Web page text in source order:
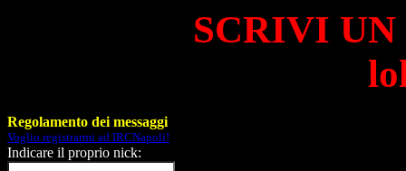
SCRIVI
Regolamento dei messaggi
Voglio registrarmi ad IRCNapoli!
Indicare il proprio nick: